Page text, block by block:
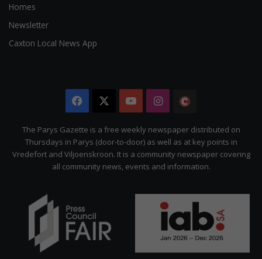
Homes
Newsletter
Caxton Local News App
Facebook YouTubeInstagram
Citizen
The Parys Gazette is a free weekly newspaper distributed on
Thursdays in Parys (door-to-door) as well as at key points in
Vredefort and Viljoenskroon. It is a community newspaper covering
all community news, events and information.